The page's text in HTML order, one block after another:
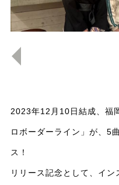
2023年12月10日結成、福
ロボーダーライン」が、5
ス！
リリース記念として、イン